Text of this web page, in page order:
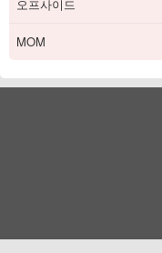
오프사이드
MOM